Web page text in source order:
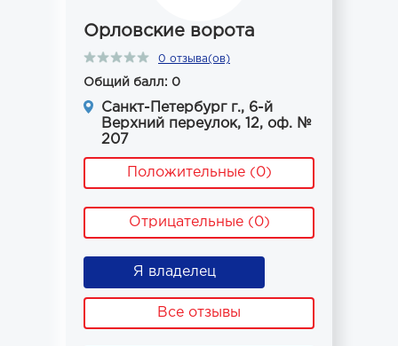
Орловские ворота
0 отзыва(ов)
Общий балл: 0
Санкт-Петербург г., 6-й
Верхний переулок, 12, оф. №
207
Положительные (0)
Отрицательные (0)
Я владелец
Все отзывы